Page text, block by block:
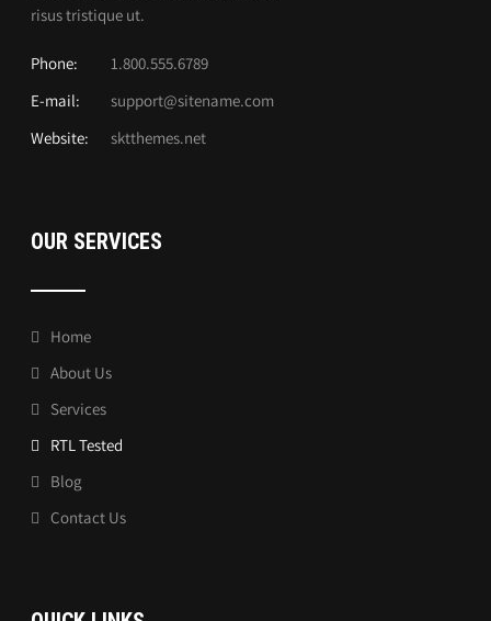
risus tristique ut.
Phone:
1.800.555.6789
E-mail:
support@sitename.com
Website:
sktthemes.net
OUR SERVICES
Home
About Us
Services
RTL Tested
Blog
Contact Us